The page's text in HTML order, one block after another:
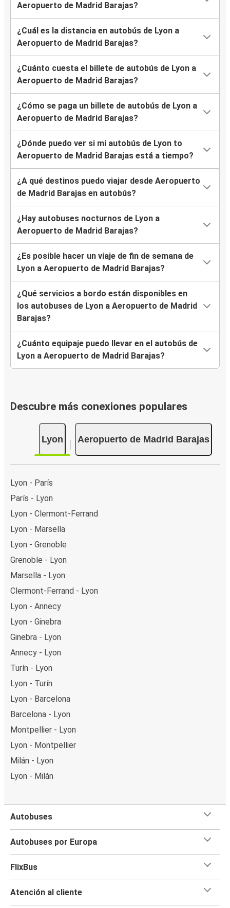
Aeropuerto de Madrid Barajas?
¿Cuál es la distancia en autobús de Lyon a
Aeropuerto de Madrid Barajas?
¿Cuánto cuesta el billete de autobús de Lyon a
Aeropuerto de Madrid Barajas?
¿Cómo se paga un billete de autobús de Lyon a
Aeropuerto de Madrid Barajas?
¿Dónde puedo ver si mi autobús de Lyon to
Aeropuerto de Madrid Barajas está a tiempo?
¿A qué destinos puedo viajar desde Aeropuerto
de Madrid Barajas en autobús?
¿Hay autobuses nocturnos de Lyon a
Aeropuerto de Madrid Barajas?
¿Es posible hacer un viaje de fin de semana de
Lyon a Aeropuerto de Madrid Barajas?
¿Qué servicios a bordo están disponibles en
los autobuses de Lyon a Aeropuerto de Madrid
Barajas?
¿Cuánto equipaje puedo llevar en el autobús de
Lyon a Aeropuerto de Madrid Barajas?
Descubre más conexiones populares
Lyon Aeropuerto de Madrid Barajas
Lyon - París
París - Lyon
Lyon - Clermont-Ferrand
Lyon - Marsella
Lyon - Grenoble
Grenoble - Lyon
Marsella - Lyon
Clermont-Ferrand - Lyon
Lyon - Annecy
Lyon - Ginebra
Ginebra - Lyon
Annecy - Lyon
Turín - Lyon
Lyon - Turín
Lyon - Barcelona
Barcelona - Lyon
Montpellier - Lyon
Lyon - Montpellier
Milán - Lyon
Lyon - Milán
Autobuses
Autobuses por Europa
FlixBus
Atención al cliente